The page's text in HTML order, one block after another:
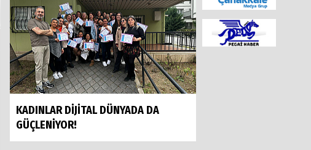
KADINLAR DİJİTAL DÜNYADA DA
GÜÇLENİYOR!